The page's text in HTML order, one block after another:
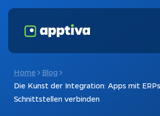
Home
Blog
Die Kunst der Integration: Apps mit
Schnittstellen verbinden